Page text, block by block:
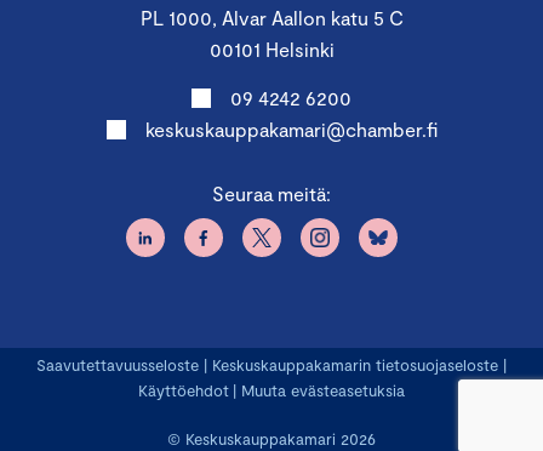
PL 1000, Alvar Aallon katu 5 C
00101 Helsinki
09 4242 6200
keskuskauppakamari@chamber.fi
Seuraa meitä:
© Keskuskauppakamari 2026
Saavutettavuusseloste | Keskuskauppakamarin tietosuojaseloste |
Käyttöehdot | Muuta evästeasetuksia